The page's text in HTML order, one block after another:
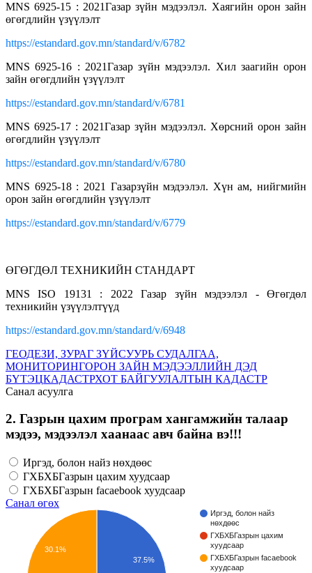
MNS 6925-15 : 2021Газар зүйн мэдээлэл. Хаягийн орон зайн
өгөгдлийн үзүүлэлт
https://estandard.gov.mn/standard/v/6782
MNS 6925-16 : 2021Газар зүйн мэдээлэл. Хил заагийн орон
зайн өгөгдлийн үзүүлэлт
https://estandard.gov.mn/standard/v/6781
MNS 6925-17 : 2021Газар зүйн мэдээлэл. Хөрсний орон зайн
өгөгдлийн үзүүлэлт
https://estandard.gov.mn/standard/v/6780
MNS 6925-18 : 2021 Газарзүйн мэдээлэл. Хүн ам, нийгмийн
орон зайн өгөгдлийн үзүүлэлт
https://estandard.gov.mn/standard/v/6779
ӨГӨГДӨЛ ТЕХНИКИЙН СТАНДАРТ
MNS ISO 19131 : 2022 Газар зүйн мэдээлэл - Өгөгдөл
техникийн үзүүлэлтүүд
https://estandard.gov.mn/standard/v/6948
ГЕОДЕЗИ, ЗУРАГ ЗҮЙСУУРЬ СУДАЛГАА,
МОНИТОРИНГОРОН ЗАЙН МЭДЭЭЛЛИЙН ДЭД
БҮТЭЦКАДАСТРХОТ БАЙГУУЛАЛТЫН КАДАСТР
Санал асуулга
2. Газрын цахим програм хангамжийн талаар
мэдээ, мэдээлэл хаанаас авч байна вэ!!!
Иргэд, болон найз нөхдөөс
ГХБХБГазрын цахим хуудсаар
ГХБХБГазрын facaebook хуудсаар
Санал өгөх
Иргэд, болон найз
нөхдөөс
ГХБХБГазрын цахим
хуудсаар
ГХБХБГазрын facaebook
хуудсаар
37.5%
30.1%